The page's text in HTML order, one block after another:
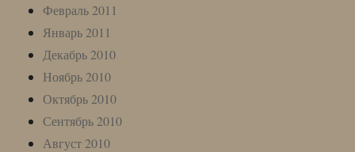
Февраль 2011
Январь 2011
Декабрь 2010
Ноябрь 2010
Октябрь 2010
Сентябрь 2010
Август 2010